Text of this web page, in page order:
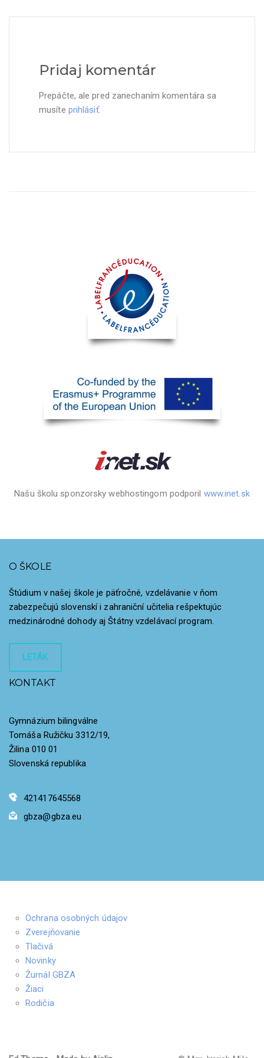
Pridaj komentár
Prepáčte, ale pred zanechaním komentára sa
musíte prihlásiť.
Našu školu sponzorsky webhostingom podporil www.inet.sk
O ŠKOLE
Štúdium v našej škole je päťročné, vzdelávanie v ňom
zabezpečujú slovenskí i zahraniční učitelia rešpektujúc
medzinárodné dohody aj Štátny vzdelávací program.
LETÁK
KONTAKT
Gymnázium bilingválne
Tomáša Ružičku 3312/19,
Žilina 010 01
Slovenská republika
421417645568
gbza@gbza.eu
Ochrana osobných údajov
Zverejňovanie
Tlačivá
Novinky
Žurnál GBZA
Žiaci
Rodičia